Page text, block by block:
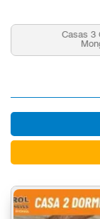
Casas 3